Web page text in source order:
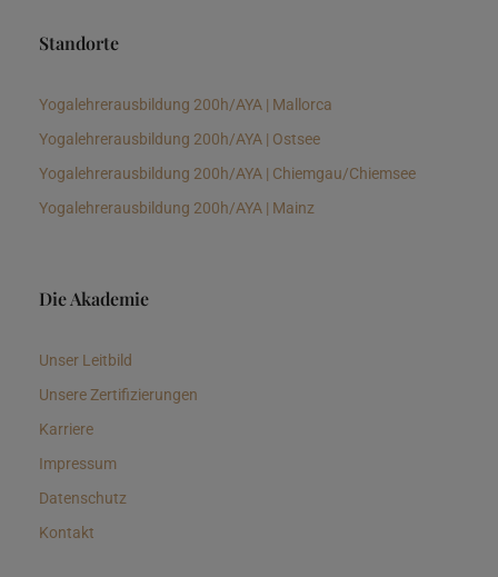
Standorte
Yogalehrerausbildung 200h/AYA | Mallorca
Yogalehrerausbildung 200h/AYA | Ostsee
Yogalehrerausbildung 200h/AYA | Chiemgau/Chiemsee
Yogalehrerausbildung 200h/AYA | Mainz
Die Akademie
Unser Leitbild
Unsere Zertifizierungen
Karriere
Impressum
Datenschutz
Kontakt